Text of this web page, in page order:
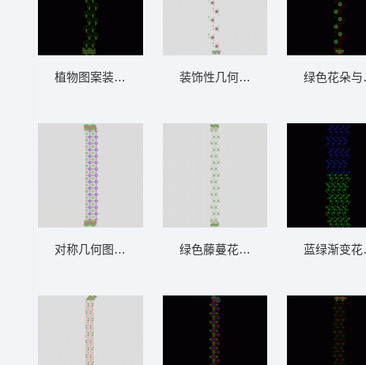
植物图案装饰设计 窗帘
对称几何图案装饰纹样 窗帘
装饰性几何图案排列 窗帘
绿色藤蔓花卉装饰图案 窗帘
绿色花朵
蓝绿渐变